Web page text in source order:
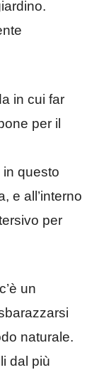
in cui far
per il
in questo
e all’interno
per
un
naturale.
dal più